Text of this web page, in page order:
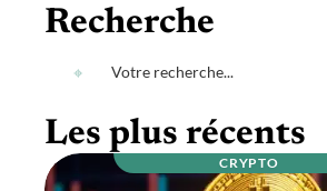
Recherche
Les plus récents
CRYPTO